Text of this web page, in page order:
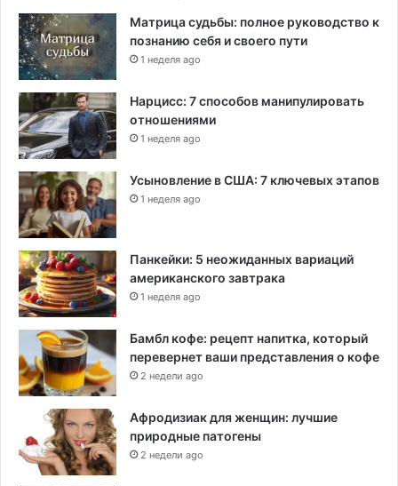
Матрица судьбы: полное руководство к
познанию себя и своего пути
1 неделя ago
Нарцисс: 7 способов манипулировать
отношениями
1 неделя ago
Усыновление в США: 7 ключевых этапов
1 неделя ago
Панкейки: 5 неожиданных вариаций
американского завтрака
1 неделя ago
Бамбл кофе: рецепт напитка, который
перевернет ваши представления о кофе
2 недели ago
Афродизиак для женщин: лучшие
природные патогены
2 недели ago